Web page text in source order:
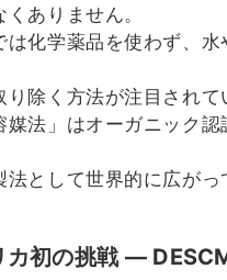
ありません。
は化学薬品を使わず、 水
り除く方法が注目されて
法」 はオーガニック認
法として世界的に広がっ
カ初の挑戦 ―